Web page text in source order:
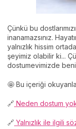
Çünkü bu
inanamazsınız.
yalnızlık hissim
şeyimiz olabilir ki...
dostumevimizde
🤩 Bu içeriği
🔗 Neden dostum
🔗 Yalnızlık ile ilgili